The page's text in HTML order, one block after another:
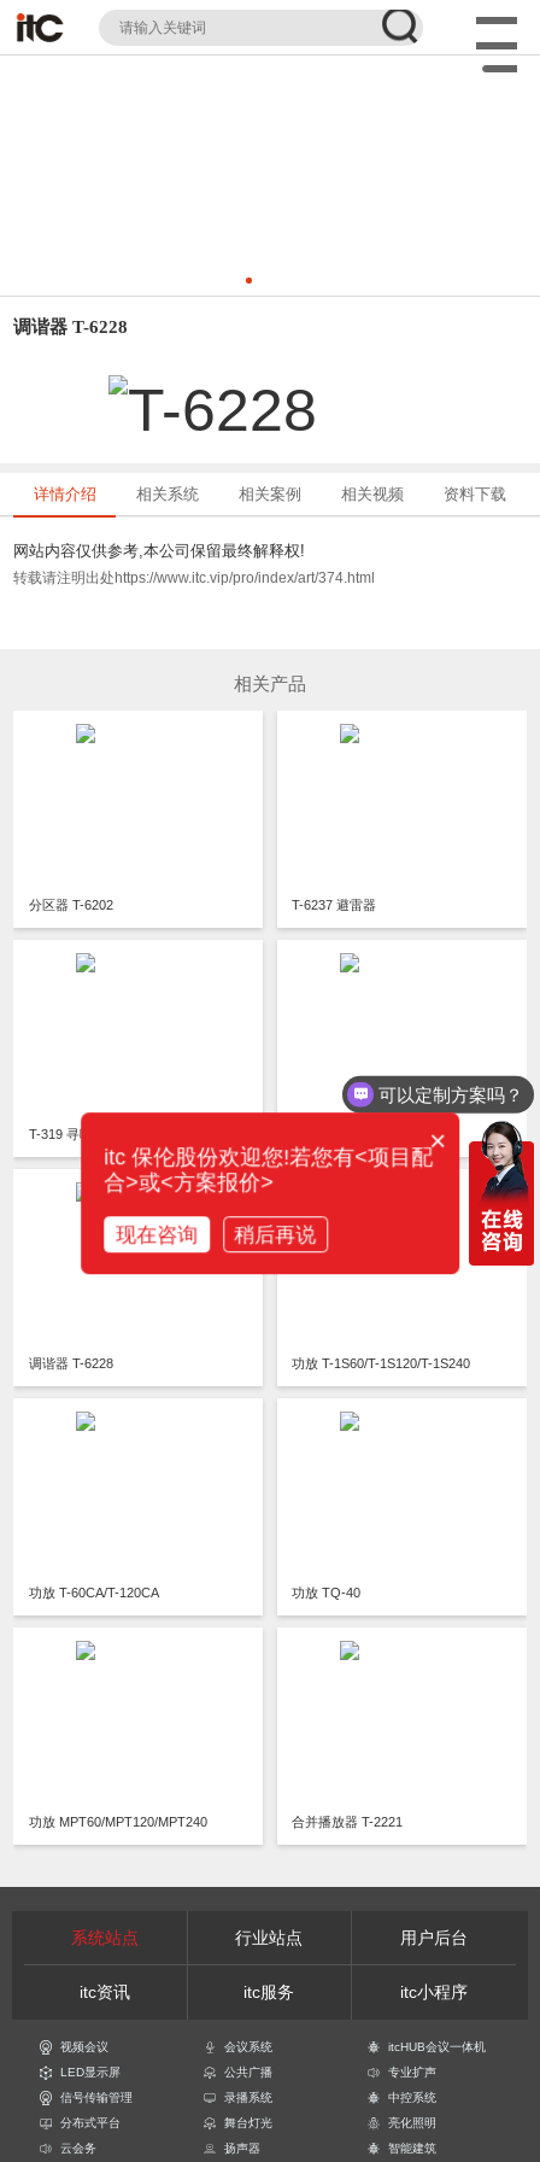
调谐器 T-6228
详情介绍 相关系统 相关案例 相关视频 资料下载
网站内容仅供参考,本公司保留最终解释权!
转载请注明出处https://www.itc.vip/pro/index/art/374.html
相关产品
分区器 T-6202 T-6237 避雷器
T-319 寻呼器
调谐器 T-6228 功放 T-1S60/T-1S120/T-1S240
功放 T-60CA/T-120CA 功放 TQ-40
功放 MPT60/MPT120/MPT240 合并播放器 T-2221
系统站点 行业站点 用户后台
itc资讯 itc服务 itc小程序
视频会议 会议系统
itcHUB会议一体机
LED显示屏
公共广播
专业扩声
信号传输管理
录播系统
中控系统
分布式平台
舞台灯光
亮化照明
云会务
扬声器 智能建筑
可以定制方案吗？
×
itc 保伦股份欢迎您!若您有<项目配
合>或<方案报价>
现在咨询 稍后再说